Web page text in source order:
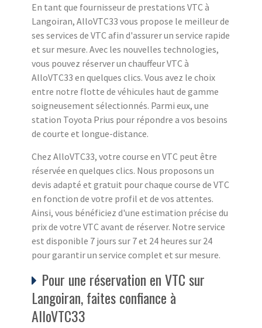
En tant que fournisseur de prestations VTC à
Langoiran, AlloVTC33 vous propose le meilleur de
ses services de VTC afin d'assurer un service rapide
et sur mesure. Avec les nouvelles technologies,
vous pouvez réserver un chauffeur VTC à
AlloVTC33 en quelques clics. Vous avez le choix
entre notre flotte de véhicules haut de gamme
soigneusement sélectionnés. Parmi eux, une
station Toyota Prius pour répondre a vos besoins
de courte et longue-distance.
Chez AlloVTC33, votre course en VTC peut être
réservée en quelques clics. Nous proposons un
devis adapté et gratuit pour chaque course de VTC
en fonction de votre profil et de vos attentes.
Ainsi, vous bénéficiez d'une estimation précise du
prix de votre VTC avant de réserver. Notre service
est disponible 7 jours sur 7 et 24 heures sur 24
pour garantir un service complet et sur mesure.
Pour une réservation en VTC sur
Langoiran, faites confiance à
AlloVTC33